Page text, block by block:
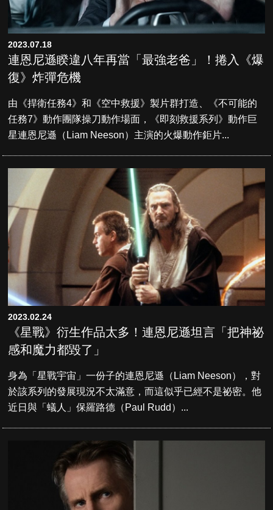
2023.07.18
連恩尼遜睽違八年再當「最強老爸」！捲入《爆
復》炸彈危機
由《捍衛任務4》和《空中救援》製片群打造、《不可能的
任務7》動作團隊操刀動作場面，《即刻救援系列》動作巨
星連恩尼遜（Liam Neeson）主演的火爆動作鉅片...
2023.02.24
《星戰》衍生作品太多！連恩尼遜坦言「把神祕
感和魔力都毀了」
身為「星戰宇宙」一份子的連恩尼遜（Liam Neeson），對
於該系列的發展現況不太滿意，而這似乎已經不是祕密。他
近日與「蟻人」保羅路德（Paul Rudd）...